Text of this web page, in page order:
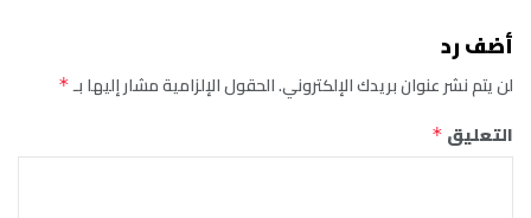
أضف رد
لن يتم نشر عنوان بريدك الإلكتروني.الحقول الإلزامية مشار إليها بـ*
التعليق *